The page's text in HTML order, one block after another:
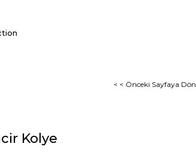
< < Önceki Sayfaya Dön
Kolye